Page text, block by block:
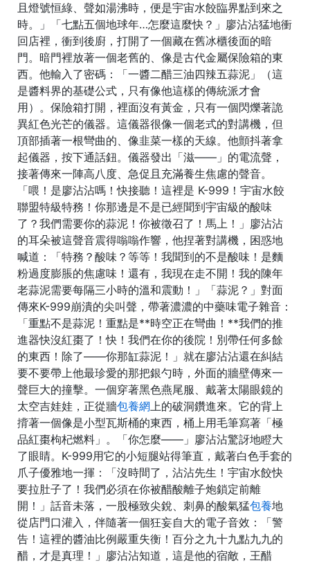
且燈號恒綠、聲如湯沸時，便是宇宙水餃臨界點到來之
時。」「七點五個地球年…怎麼這麼快？」廖沾沾猛地衝
回店裡，衝到後廚，打開了一個藏在舊冰櫃後面的暗
門。暗門裡放著一個老舊的、像是古代金屬保險箱的東
西。他輸入了密碼：「一醬二醋三油四辣五蒜泥」（這
是醬料界的基礎公式，只有像他這樣的傳統派才會
用）。保險箱打開，裡面沒有黃金，只有一個閃爍著詭
異紅色光芒的儀器。這儀器很像一個老式的對講機，但
頂部插著一根彎曲的、像韭菜一樣的天線。他顫抖著拿
起儀器，按下通話鈕。儀器發出「滋——」的電流聲，
接著傳來一陣高八度、急促且充滿養生焦慮的聲音。
「喂！是廖沾沾嗎！快接聽！這裡是 K-999！宇宙水餃
聯盟特級特務！你那邊是不是已經聞到宇宙級的酸味
了？我們需要你的蒜泥！你被徵召了！馬上！」廖沾沾
的耳朵被這聲音震得嗡嗡作響，他捏著對講機，困惑地
喊道：「特務？酸味？等等！我聞到的不是酸味！是麵
粉過度膨脹的焦慮味！還有，我現在走不開！我的陳年
老蒜泥需要每隔三小時的溫和震動！」「蒜泥？」對面
傳來K-999崩潰的尖叫聲，帶著濃濃的中藥味電子雜音：
「重點不是蒜泥！重點是**時空正在彎曲！**我們的推
進器快沒紅棗了！快！我們在你的後院！別帶任何多餘
的東西！除了——你那缸蒜泥！」就在廖沾沾還在糾結
要不要帶上他最珍愛的那把銀勺時，外面的牆壁傳來一
聲巨大的撞擊。一個穿著黑色燕尾服、戴著太陽眼鏡的
太空吉娃娃，正從牆包養網上的破洞鑽進來。它的背上
揹著一個像是小型瓦斯桶的東西，桶上用毛筆寫著「極
品紅棗枸杞燃料」。「你怎麼——」廖沾沾驚訝地瞪大
了眼睛。K-999用它的小短腿站得筆直，戴著白色手套的
爪子優雅地一揮：「沒時間了，沾沾先生！宇宙水餃快
要拉肚子了！我們必須在你被醋酸離子炮鎖定前離
開！」話音未落，一股極致尖銳、刺鼻的酸氣猛包養地
從店門口灌入，伴隨著一個狂妄自大的電子音效：「警
告！這裡的醬油比例嚴重失衡！百分之九十九點九九的
醋，才是真理！」廖沾沾知道，這是他的宿敵，王醋